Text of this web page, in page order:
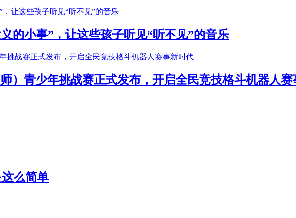
的小事”，让这些孩子听见“听不见”的音乐
）青少年挑战赛正式发布，开启全民竞技格斗机器人赛
么简单